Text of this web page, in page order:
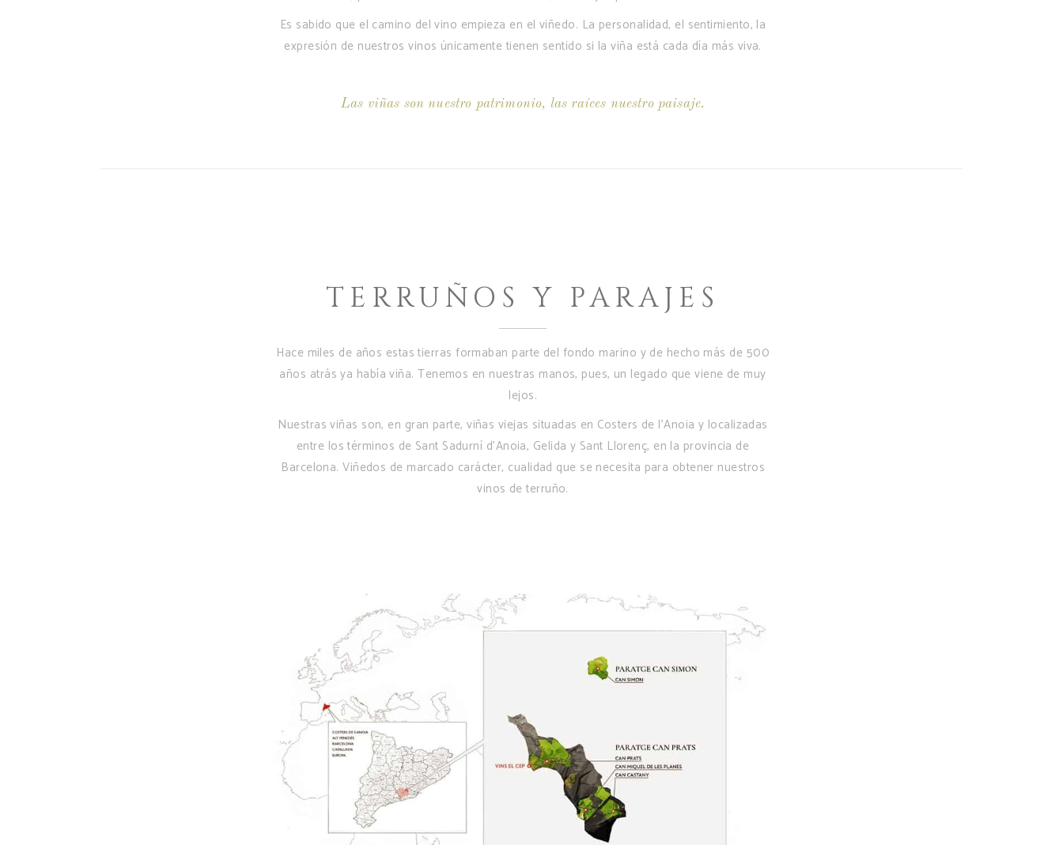
Es sabido que el camino del vino empieza en el viñedo. La personalidad, el sentimiento, la
expresión de nuestros vinos únicamente tienen sentido si la viña está cada día más viva.
Las viñas son nuestro patrimonio, las raíces nuestro paisaje.
TERRUÑOS Y PARAJES
Hace miles de años estas tierras formaban parte del fondo marino y de hecho más de 500
años atrás ya había viña. Tenemos en nuestras manos, pues, un legado que viene de muy
lejos.
Nuestras viñas son, en gran parte, viñas viejas situadas en Costers de l’Anoia y localizadas
entre los términos de Sant Sadurní d’Anoia, Gelida y Sant Llorenç, en la provincia de
Barcelona. Viñedos de marcado carácter, cualidad que se necesita para obtener nuestros
vinos de terruño.